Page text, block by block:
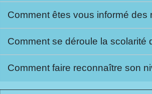
Comment êtes vous informé
Comment se déroule la scolarité
Comment faire reconnaître son